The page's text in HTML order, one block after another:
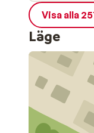
Visa alla
Läge